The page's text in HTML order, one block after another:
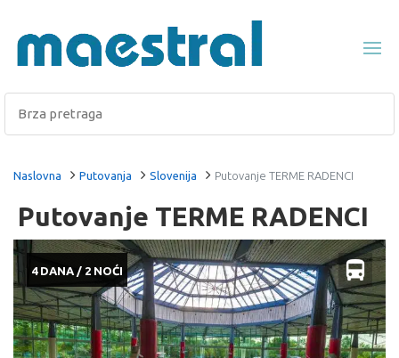
Naslovna Putovanja Slovenija Putovanje TERME RADENCI
Putovanje TERME RADENCI
4 DANA / 2 NOĆI